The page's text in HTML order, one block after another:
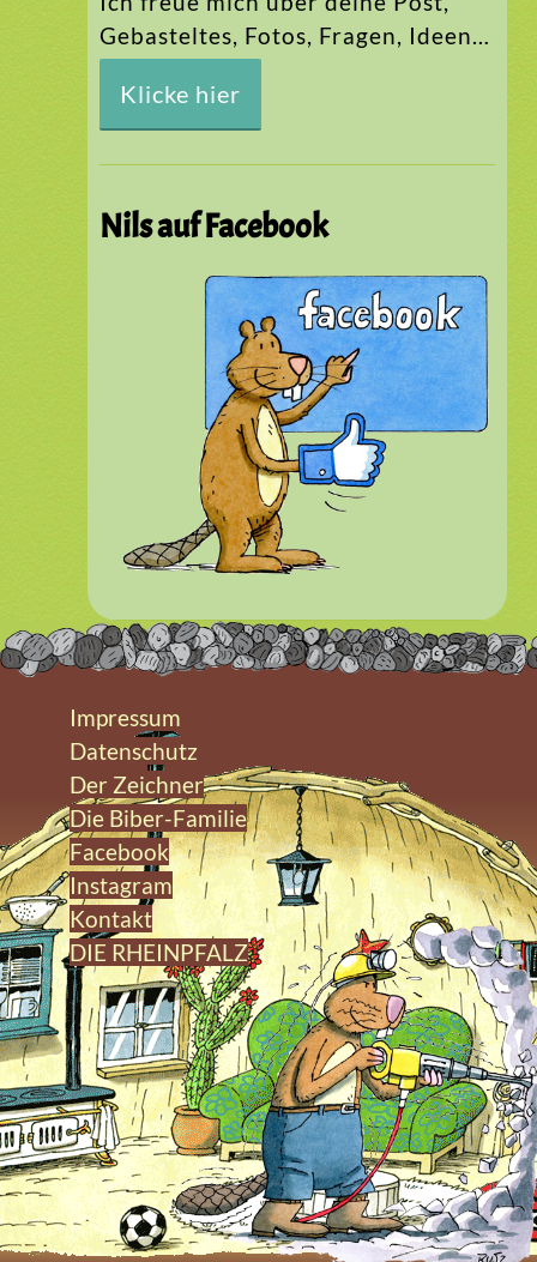
Gebasteltes, Fotos, Fragen, Ideen…
Klicke hier
Nils auf Facebook
Impressum
Datenschutz
Der Zeichner
Die Biber-Familie
Facebook
Instagram
Kontakt
DIE RHEINPFALZ